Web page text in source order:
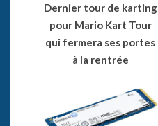
Dernier tour de karting
pour Mario Kart Tour
qui fermera ses portes
à la rentrée